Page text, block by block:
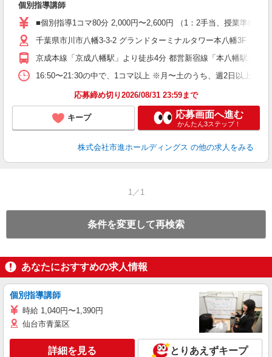
個別指導講師
■個別指導1コマ80分 2,000円〜2,600円 （1：2手当、授業準備
千葉県市川市八幡3-3-2 グランドターミナルタワー本八幡3F
京成本線「京成八幡駅」より徒歩4分 都営新宿線「本八幡駅」よ
16:50〜21:30の中で、1コマ以上 ※月〜土のうち、週2日以上
応募締め切り2026/08/31 23:59まで
キープ 応募画面へ進む
かんたん3ステップ！
株式会社市進ホールディングス の他の求人をみる
1／1
条件を変更して再検索
あなたにおすすめの求人情報
個別指導講師
時給 1,040円〜1,390円
仙台市青葉区
詳細を見る とりあえずキープ